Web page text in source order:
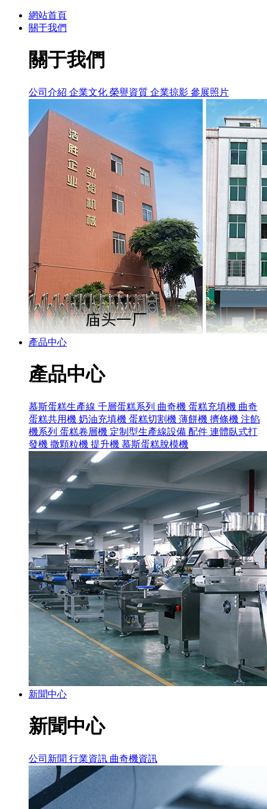
網站首頁
關于我們
關于我們
公司介紹 企業文化 榮譽資質 企業掠影 參展照片
產品中心
產品中心
慕斯蛋糕生產線 千層蛋糕系列 曲奇機 蛋糕充填機 曲奇
蛋糕共用機 奶油充填機 蛋糕切割機 薄餅機 擠條機 注餡
機系列 蛋糕卷層機 定制型生產線設備 配件 連體臥式打
發機 撒顆粒機 提升機 慕斯蛋糕脫模機
新聞中心
新聞中心
公司新聞 行業資訊 曲奇機資訊